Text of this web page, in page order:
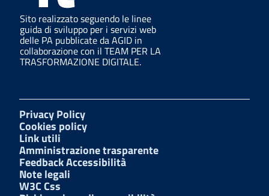
Sito realizzato seguendo le linee
guida di sviluppo per i servizi web
delle PA pubblicate da AGID in
collaborazione con il TEAM PER LA
TRASFORMAZIONE DIGITALE.
Privacy Policy
Cookies policy
Link utili
Amministrazione trasparente
Feedback Accessibilità
Note legali
W3C Css